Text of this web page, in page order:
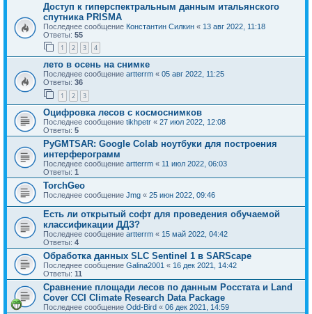
Доступ к гиперспектральным данным итальянского
спутника PRISMA
Последнее сообщение Константин Силкин « 13 авг 2022, 11:18
Ответы: 55
1 2 3 4
лето в осень на снимке
Последнее сообщение artterrm « 05 авг 2022, 11:25
Ответы: 36
1 2 3
Оцифровка лесов с космоснимков
Последнее сообщение tikhpetr « 27 июл 2022, 12:08
Ответы: 5
PyGMTSAR: Google Colab ноутбуки для построения
интерферограмм
Последнее сообщение artterrm « 11 июл 2022, 06:03
Ответы: 1
TorchGeo
Последнее сообщение Jmg « 25 июн 2022, 09:46
Есть ли открытый софт для проведения обучаемой
классификации ДДЗ?
Последнее сообщение artterrm « 15 май 2022, 04:42
Ответы: 4
Обработка данных SLC Sentinel 1 в SARScape
Последнее сообщение Galina2001 « 16 дек 2021, 14:42
Ответы: 11
Сравнение площади лесов по данным Росстата и Land
Cover CCI Climate Research Data Package
Последнее сообщение Odd-Bird « 06 дек 2021, 14:59